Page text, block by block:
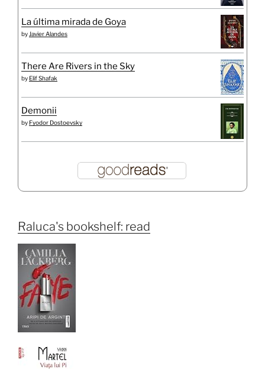
La última mirada de Goya
by Javier Alandes
There Are Rivers in the Sky
by Elif Shafak
Demonii
by Fyodor Dostoevsky
Raluca's bookshelf: read